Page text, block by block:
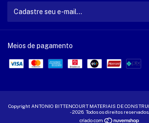
Meios de pagamento
Copyright ANTONIO BITTENCOURT MATERIAIS DE
- 2026. Todos os direitos reservados.